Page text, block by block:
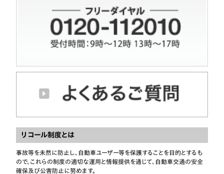
リコール制度とは
事故等を未然に防止し、自動車ユーザー等を保護することを目的とするも
ので、これらの制度の適切な運用と情報提供を通じて、自動車交通の安全
確保及び公害防止に努めます。